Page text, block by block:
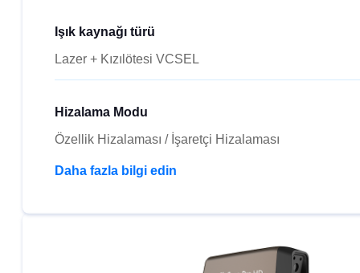
Işık kaynağı türü
Lazer + Kızılötesi VCSEL
Hizalama Modu
Özellik Hizalaması / İşaretçi Hizalaması
Daha fazla bilgi edin